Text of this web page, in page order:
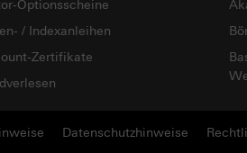
Optionsscheine
/ Indexanleihen
Zertifikate
Datenschutzhinweise